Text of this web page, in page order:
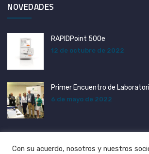
NOVEDADES
RAPIDPoint 500e
12 de octubre de 2022
Primer Encuentro de
6 de mayo de 2022
Con su acuerdo, nosotros y nuestros